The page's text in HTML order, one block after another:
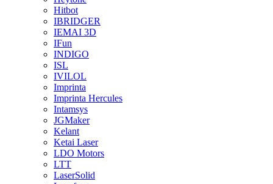
Hitbot
IBRIDGER
IEMAI 3D
IFun
INDIGO
ISL
IVILOL
Imprinta
Imprinta Hercules
Intamsys
JGMaker
Kelant
Ketai Laser
LDO Motors
LTT
LaserSolid